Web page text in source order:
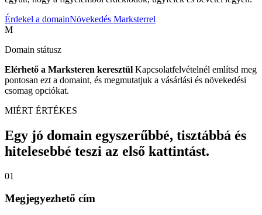
Érdekel a domainNövekedés Marksterrel
M
Domain státusz
Elérhető a Marksteren keresztül Kapcsolatfelvételnél említsd meg
pontosan ezt a domaint, és megmutatjuk a vásárlási és növekedési
csomag opciókat.
MIÉRT ÉRTÉKES
Egy jó domain egyszerűbbé, tisztábbá és
hitelesebbé teszi az első kattintást.
01
Megjegyezhető cím